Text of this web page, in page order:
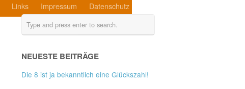
Links Impressum Datenschutz
NEUESTE BEITRÄGE
Die 8 ist ja bekanntlich eine Glückszahl!